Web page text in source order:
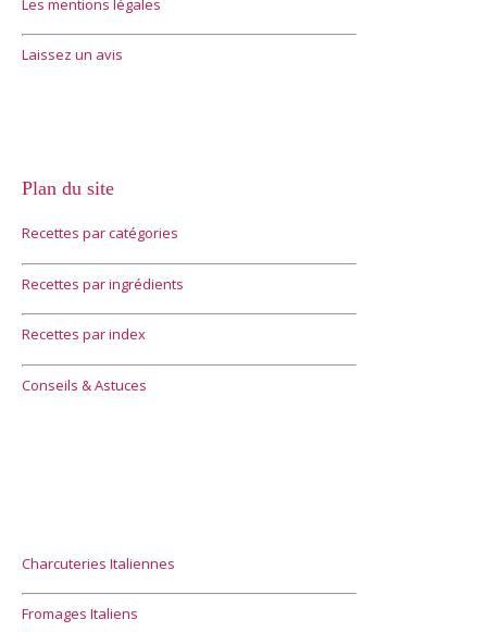
Les mentions légales
Laissez un avis
Plan du site
Recettes par catégories
Recettes par ingrédients
Recettes par index
Conseils & Astuces
Charcuteries Italiennes
Fromages Italiens